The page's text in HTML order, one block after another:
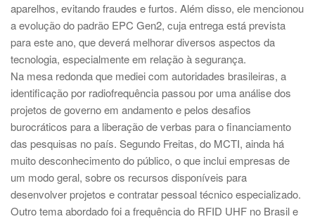
aparelhos, evitando fraudes e furtos. Além disso, ele mencionou
a evolução do padrão EPC Gen2, cuja entrega está prevista
para este ano, que deverá melhorar diversos aspectos da
tecnologia, especialmente em relação à segurança.
Na mesa redonda que mediei com autoridades brasileiras, a
identificação por radiofrequência passou por uma análise dos
projetos de governo em andamento e pelos desafios
burocráticos para a liberação de verbas para o financiamento
das pesquisas no país. Segundo Freitas, do MCTI, ainda há
muito desconhecimento do público, o que inclui empresas de
um modo geral, sobre os recursos disponíveis para
desenvolver projetos e contratar pessoal técnico especializado.
Outro tema abordado foi a frequência do RFID UHF no Brasil e